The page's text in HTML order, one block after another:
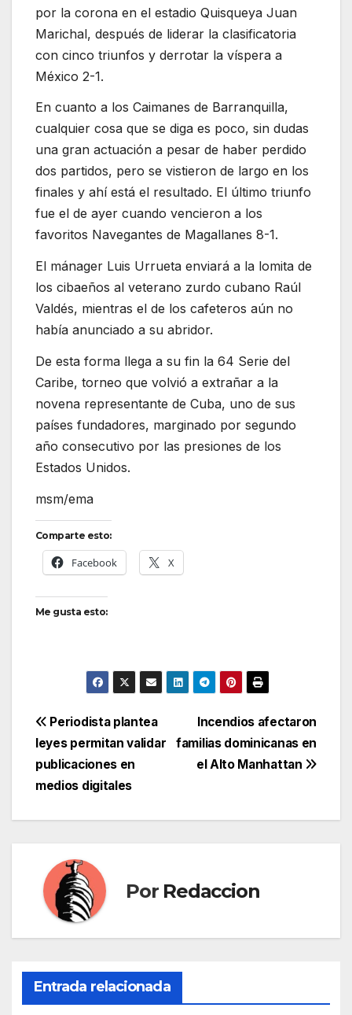
por la corona en el estadio Quisqueya Juan
Marichal, después de liderar la clasificatoria
con cinco triunfos y derrotar la víspera a
México 2-1.
En cuanto a los Caimanes de Barranquilla,
cualquier cosa que se diga es poco, sin dudas
una gran actuación a pesar de haber perdido
dos partidos, pero se vistieron de largo en los
finales y ahí está el resultado. El último triunfo
fue el de ayer cuando vencieron a los
favoritos Navegantes de Magallanes 8-1.
El mánager Luis Urrueta enviará a la lomita de
los cibaeños al veterano zurdo cubano Raúl
Valdés, mientras el de los cafeteros aún no
había anunciado a su abridor.
De esta forma llega a su fin la 64 Serie del
Caribe, torneo que volvió a extrañar a la
novena representante de Cuba, uno de sus
países fundadores, marginado por segundo
año consecutivo por las presiones de los
Estados Unidos.
msm/ema
Comparte esto:
Facebook X
Me gusta esto:
Navegación
de
entradas
Incendios afectaron
familias dominicanas en
el Alto Manhattan
Periodista plantea
leyes permitan validar
publicaciones en
medios digitales
Por Redaccion
Entrada relacionada